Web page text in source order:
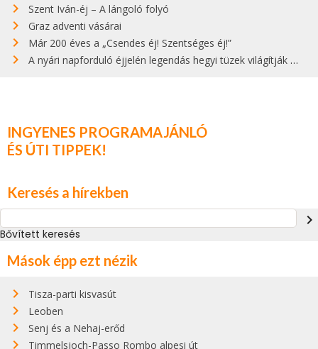
Szent Iván-éj – A lángoló folyó
Graz adventi vásárai
Már 200 éves a „Csendes éj! Szentséges éj!”
A nyári napforduló éjjelén legendás hegyi tüzek világítják meg Zugspitzét
INGYENES PROGRAMAJÁNLÓ
ÉS ÚTI TIPPEK!
Keresés a hírekben
navigate_next
Bővített keresés
Mások épp ezt nézik
Tisza-parti kisvasút
Leoben
Senj és a Nehaj-erőd
Timmelsjoch-Passo Rombo alpesi út